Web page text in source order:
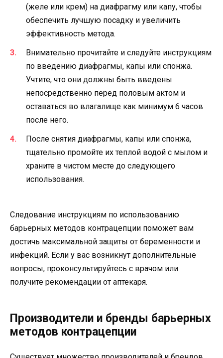
(желе или крем) на диафрагму или капу, чтобы
обеспечить лучшую посадку и увеличить
эффективность метода.
Внимательно прочитайте и следуйте инструкциям
по введению диафрагмы, капы или спонжа.
Учтите, что они должны быть введены
непосредственно перед половым актом и
оставаться во влагалище как минимум 6 часов
после него.
После снятия диафрагмы, капы или спонжа,
тщательно промойте их теплой водой с мылом и
храните в чистом месте до следующего
использования.
Следование инструкциям по использованию
барьерных методов контрацепции поможет вам
достичь максимальной защиты от беременности и
инфекций. Если у вас возникнут дополнительные
вопросы, проконсультируйтесь с врачом или
получите рекомендации от аптекаря.
Производители и бренды барьерных
методов контрацепции